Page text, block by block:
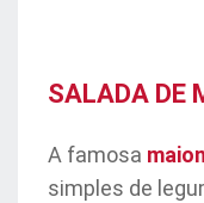
SALADA DE
A famosa
simples de